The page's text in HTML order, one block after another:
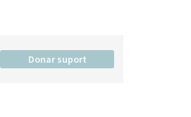
Donar suport